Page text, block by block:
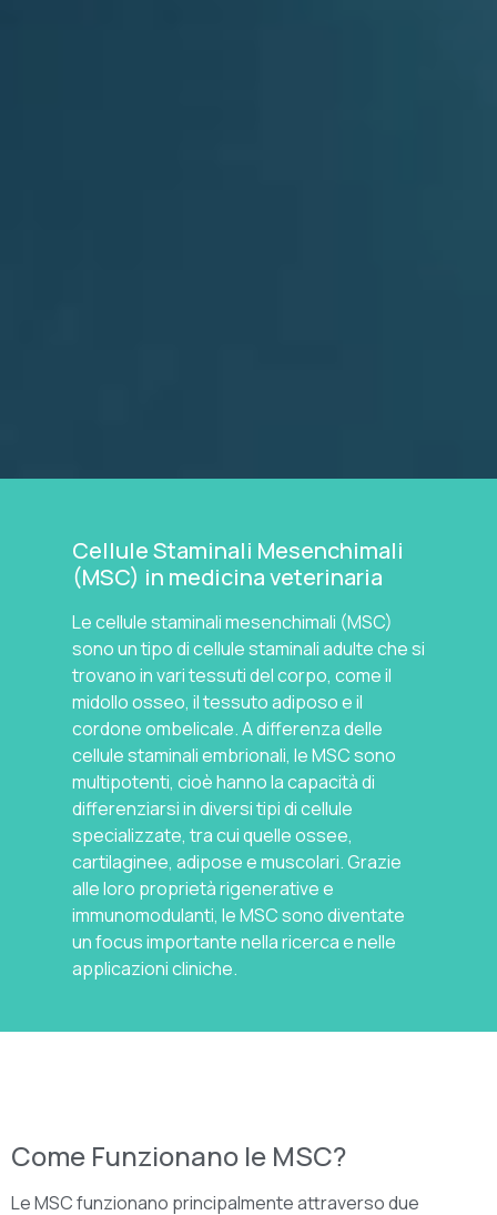
Cellule Staminali Mesenchimali
(MSC) in medicina veterinaria
Le cellule staminali mesenchimali (MSC)
sono un tipo di cellule staminali adulte che si
trovano in vari tessuti del corpo, come il
midollo osseo, il tessuto adiposo e il
cordone ombelicale. A differenza delle
cellule staminali embrionali, le MSC sono
multipotenti, cioè hanno la capacità di
differenziarsi in diversi tipi di cellule
specializzate, tra cui quelle ossee,
cartilaginee, adipose e muscolari. Grazie
alle loro proprietà rigenerative e
immunomodulanti, le MSC sono diventate
un focus importante nella ricerca e nelle
applicazioni cliniche.
Come Funzionano le MSC?
Le MSC funzionano principalmente attraverso due